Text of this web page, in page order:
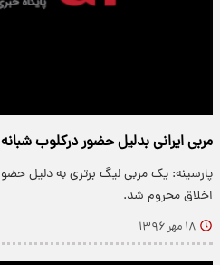
مربی ایرانی بدلیل حضور درکلوب
پارسینه: یک مربی لیگ برتری به دلیل
اخلاق محروم شد.
۱۸ مهر ۱۳۹۶